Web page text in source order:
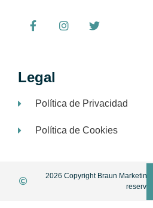
Legal
Política de Privacidad
Política de Cookies
2026 Copyright Braun
reserved